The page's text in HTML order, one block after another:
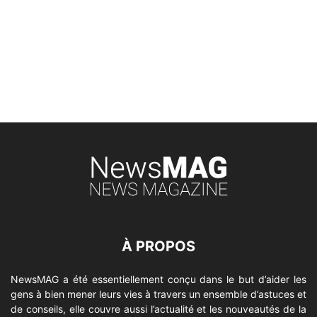
À PROPOS
NewsMAG a été essentiellement conçu dans le but d’aider les
gens à bien mener leurs vies à travers un ensemble d’astuces et
de conseils, elle couvre aussi l’actualité et les nouveautés de la